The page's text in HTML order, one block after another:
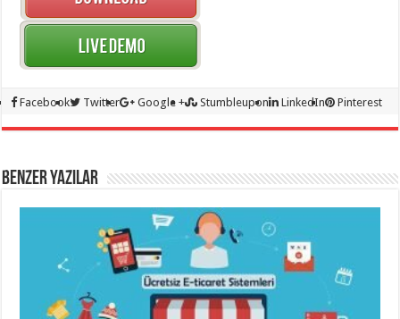
Facebook Twitter Google + Stumbleupon LinkedIn Pinterest
BENZER YAZILAR